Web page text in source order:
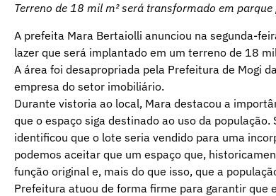
Terreno de 18 mil m² será transformado em parque
A prefeita Mara Bertaiolli anunciou na segunda-
lazer que será implantado em um terreno de 18
A área foi desapropriada pela Prefeitura de Mogi
empresa do setor imobiliário.
Durante vistoria ao local, Mara destacou a
que o espaço siga destinado ao uso da
identificou que o lote seria vendido para uma
podemos aceitar que um espaço que,
função original e, mais do que isso, que a
Prefeitura atuou de forma firme para garantir que